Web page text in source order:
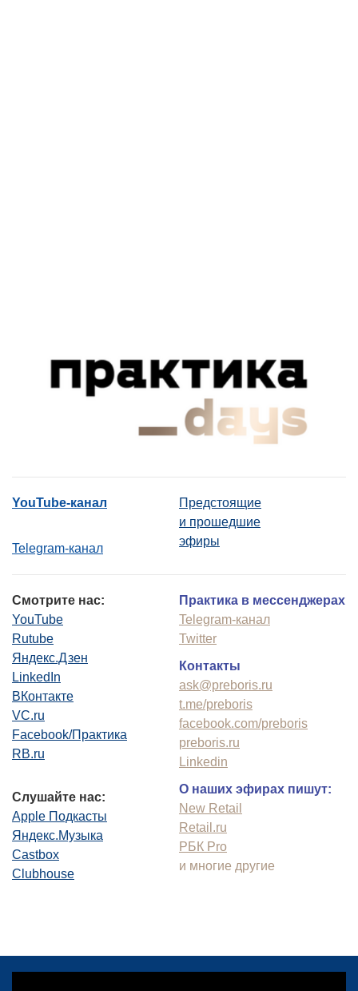
YouTube-канал
Telegram-канал
Предстоящие
и прошедшие
эфиры
Смотрите нас:
YouTube
Rutube
Яндекс.Дзен
LinkedIn
ВКонтакте
VC.ru
Facebook/Практика
RB.ru
Слушайте нас:
Apple Подкасты
Яндекс.Музыка
Castbox
Clubhouse
Практика в мессенджерах
Telegram-канал
Twitter
Контакты
ask@preboris.ru
t.me/preboris
facebook.com/preboris
preboris.ru
Linkedin
О наших эфирах пишут:
New Retail
Retail.ru
РБК Pro
и многие другие